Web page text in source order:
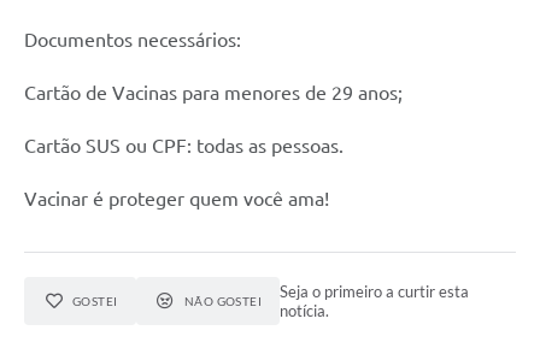
Documentos necessários:
Cartão de Vacinas para menores de 29 anos;
Cartão SUS ou CPF: todas as pessoas.
Vacinar é proteger quem você ama!
GOSTEI NÃO GOSTEI
Seja o primeiro a curtir esta
notícia.